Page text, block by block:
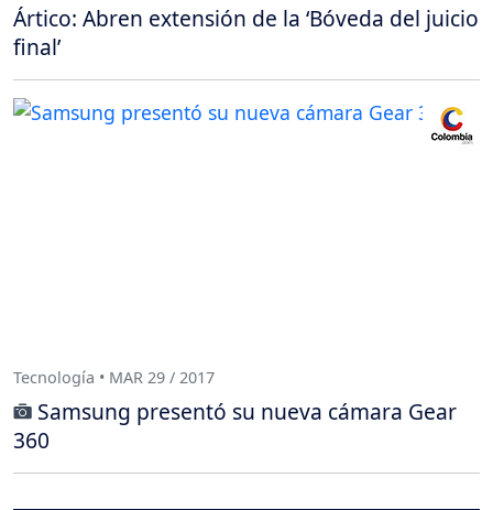
Ártico: Abren extensión de la ‘Bóveda del juicio
final’
Tecnología • MAR 29 / 2017
Samsung presentó su nueva cámara Gear
360